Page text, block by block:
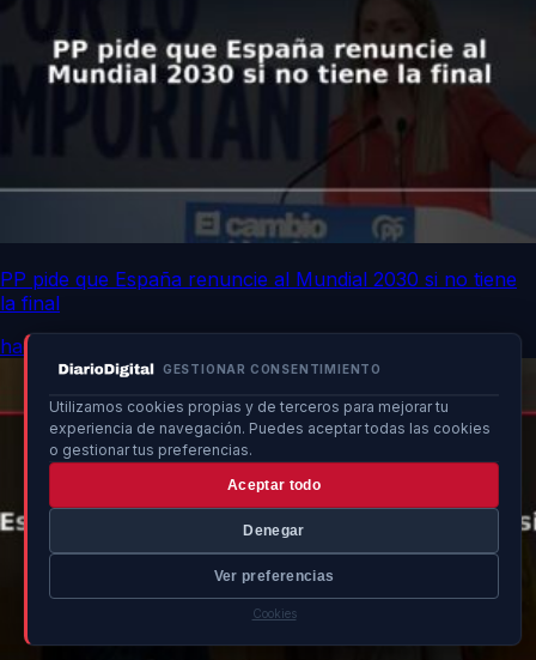
GESTIONAR CONSENTIMIENTO
Utilizamos cookies propias y de terceros para mejorar tu
experiencia de navegación. Puedes aceptar todas las cookies
o gestionar tus preferencias.
Aceptar todo
Denegar
Ver preferencias
Cookies
PP pide que España renuncie al Mundial 2030 si no tiene
la final
hace 16h